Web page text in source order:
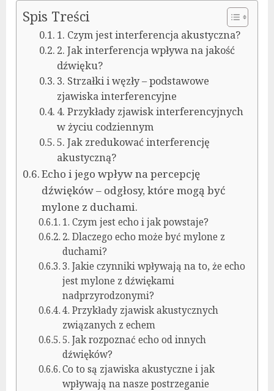
Spis Treści
1. Czym jest interferencja akustyczna?
2. Jak interferencja wpływa na jakość
dźwięku?
3. Strzałki i węzły – podstawowe
zjawiska interferencyjne
4. Przykłady zjawisk interferencyjnych
w życiu codziennym
5. Jak zredukować interferencję
akustyczną?
Echo i jego wpływ na percepcję
dźwięków – odgłosy, które mogą być
mylone z duchami.
1. Czym jest echo i jak powstaje?
2. Dlaczego echo może być mylone z
duchami?
3. Jakie czynniki wpływają na to, że echo
jest mylone z dźwiękami
nadprzyrodzonymi?
4. Przykłady zjawisk akustycznych
związanych z echem
5. Jak rozpoznać echo od innych
dźwięków?
Co to są zjawiska akustyczne i jak
wpływają na nasze postrzeganie